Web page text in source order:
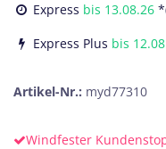
Express bis 13.08.26
Express Plus bis
Artikel-Nr.: myd77310
Windfester